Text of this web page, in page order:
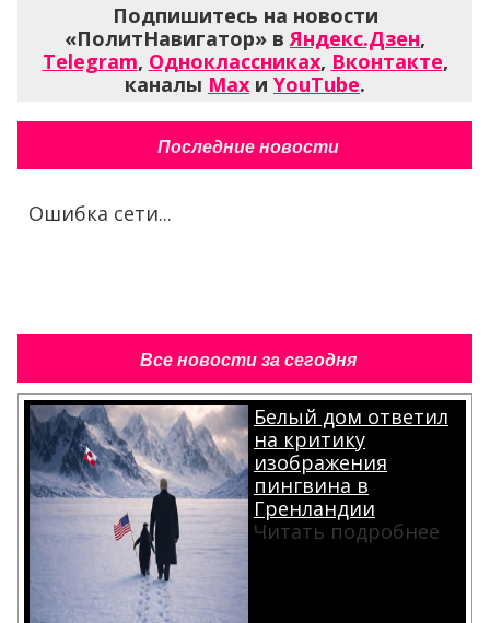
Подпишитесь на новости
«ПолитНавигатор» в Яндекс.Дзен,
Telegram, Одноклассниках, Вконтакте,
каналы Max и YouTube.
Последние новости
Ошибка сети...
Все новости за сегодня
Белый дом ответил
на критику
изображения
пингвина в
Гренландии
Читать подробнее